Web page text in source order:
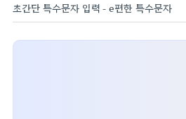
초간단 특수문자 입력 - e편한 특수문자